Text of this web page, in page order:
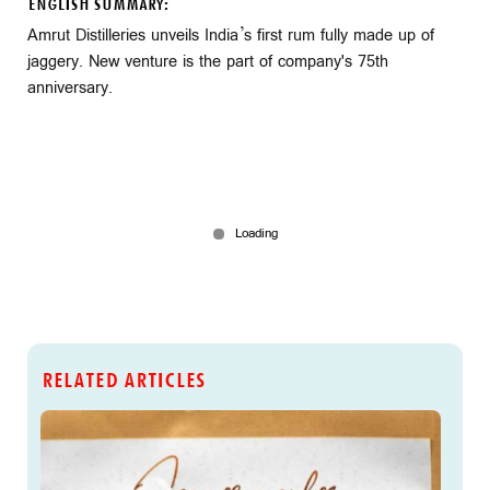
ENGLISH SUMMARY:
Amrut Distilleries unveils India’s first rum fully made up of
jaggery. New venture is the part of company's 75th
anniversary.
RELATED ARTICLES